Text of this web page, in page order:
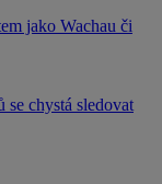
jako Wachau či
chystá sledovat